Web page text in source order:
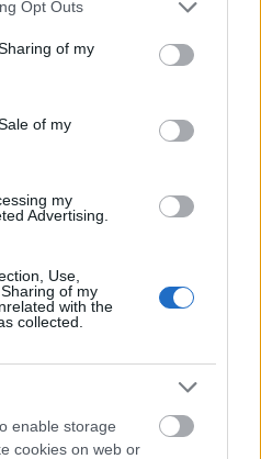
behaviour. You may click to
and its third-party tags to
purposes in below Google
Opt Outs
of my
of my
my
Advertising.
Use,
of my
with the
collected.
enable storage
cookies on web or
Bear”,
s-au impus
„Succession” a
oară, premiul pentru cel
după ce a mai primit
şi 2022. În cursul serii
a obţinut şase premii,
Distribuţia serialului a
premiilor pentru
cel dedicat celui mai bun